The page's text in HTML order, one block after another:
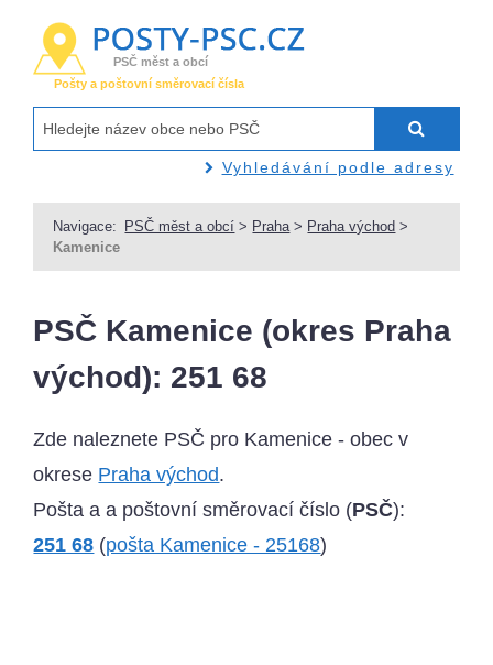
PSČ měst a obcí
Pošty a poštovní směrovací čísla
Vyhledávání podle adresy
Navigace: PSČ měst a obcí > Praha > Praha východ >
Kamenice
PSČ Kamenice (okres Praha
východ): 251 68
Zde naleznete PSČ pro Kamenice - obec v
okrese Praha východ.
Pošta a a poštovní směrovací číslo (PSČ):
251 68 (pošta Kamenice - 25168)